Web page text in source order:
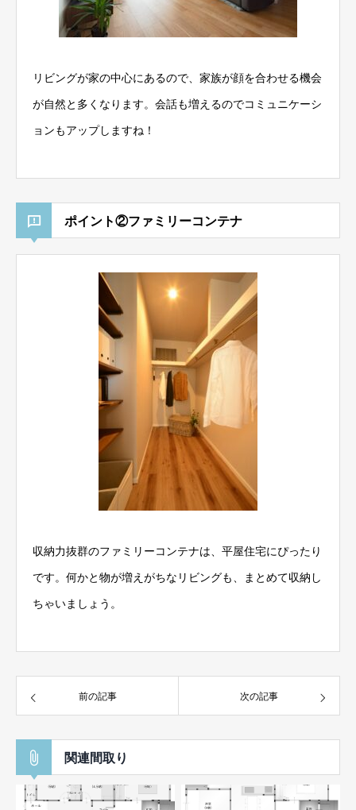
リビングが家の中心にあるので、家族が顔を合わせる機会
が自然と多くなります。会話も増えるのでコミュニケーシ
ョンもアップしますね！
ポイント②ファミリーコンテナ
収納力抜群のファミリーコンテナは、平屋住宅にぴったり
です。何かと物が増えがちなリビングも、まとめて収納し
ちゃいましょう。
前の記事 次の記事
関連間取り